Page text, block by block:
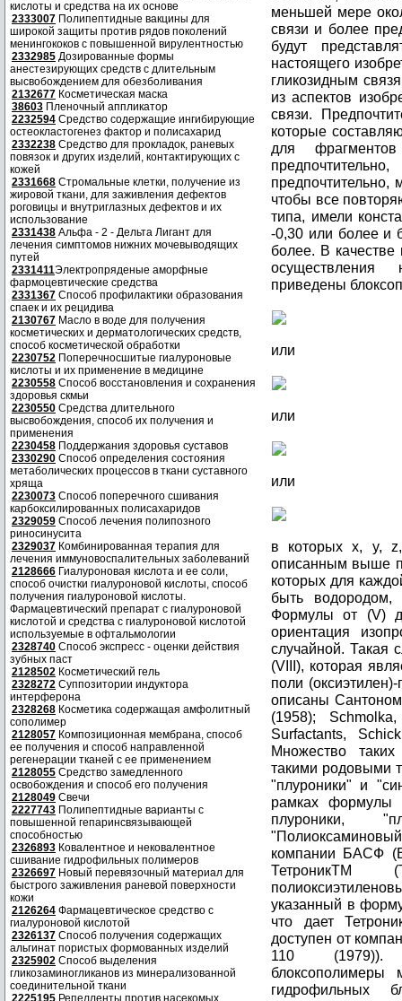
кислоты и средства на их основе
2333007 Полипептидные вакцины для
широкой защиты против рядов поколений
менингококов с повышенной вирулентностью
2332985 Дозированные формы
анестезирующих средств с длительным
высвобождением для обезболивания
2132677 Косметическая маска
38603 Пленочный аппликатор
2232594 Средство содержащие ингибирующие
остеокластогенез фактор и полисахарид
2332238 Средство для прокладок, раневых
повязок и других изделий, контактирующих с
кожей
2331668 Стромальные клетки, получение из
жировой ткани, для заживления дефектов
роговицы и внутриглазных дефектов и их
использование
2331438 Альфа - 2 - Дельта Лигант для
лечения симптомов нижних мочевыводящих
путей
2331411Электропряденые аморфные
фармоцевтические средства
2331367 Способ профилактики образования
спаек и их рецидива
2130767 Масло в воде для получения
косметических и дерматологических средств,
способ косметической обработки
2230752 Поперечносшитые гиалуроновые
кислоты и их применение в медицине
2230558 Способ восстановления и сохранения
здоровья скмьи
2230550 Средства длительного
высвобождения, способ их получения и
применения
2230458 Поддержания здоровья суставов
2330290 Способ определения состояния
метаболических процессов в ткани суставного
хряща
2230073 Способ поперечного сшивания
карбоксилированных полисахаридов
2329059 Способ лечения полипозного
риносинусита
2329037 Комбинированная терапия для
лечения иммуновоспалительных заболеваний
2128666 Гиалуроновая кислота и ее соли,
способ очистки гиалуроновой кислоты, способ
получения гиалуроновой кислоты.
Фармацевтический препарат с гиалуроновой
кислотой и средства с гиалуроновой кислотой
используемые в офтальмологии
2328740 Способ экспресс - оценки действия
зубных паст
2128502 Косметический гель
2328272 Суппозитории индуктора
интерферона
2328268 Косметика содержащая амфолитный
сополимер
2128057 Композиционная мембрана, способ
ее получения и способ направленной
регенерации тканей с ее применением
2128055 Средство замедленного
освобождения и способ его получения
2128049 Свечи
2227743 Полипептидные варианты с
повышенной гепаринсвязывающей
способностью
2326893 Ковалентное и нековалентное
сшивание гидрофильных полимеров
2326697 Новый перевязочный материал для
быстрого заживления раневой поверхности
кожи
2126264 Фармацевтическое средство с
гиалуроновой кислотой
2326137 Способ получения содержащих
альгинат пористых формованных изделий
2325902 Способ выделения
гликозаминогликанов из минерализованной
соединительной ткани
2225195 Репелленты против насекомых
или
или
или
в которых x, y,
описанным выше
которых для
быть водородом,
Формулы от (V)
ориентация
случайной. Такая
(VIII), которая
поли
описаны Сантоном
(1958);
Surfactants,
Множество
такими родовыми
"плуроники" и
рамках формулы
плуроники,
компании БАСФ
ТетроникTM
указанный в
что дает
доступен от
110 (1979)).
блоксополимеры
гидрофильных